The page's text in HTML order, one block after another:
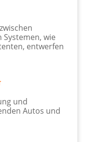
wie
entwerfen
und
Autos und